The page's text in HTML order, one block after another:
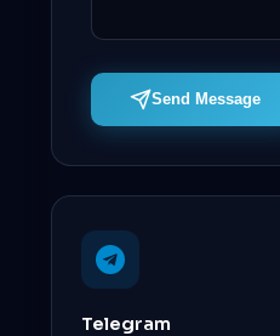
Send Message
Telegram